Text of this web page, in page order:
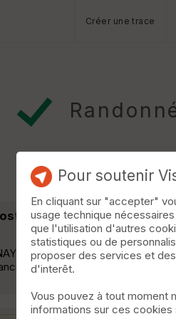
Créer une trace
à CHANTONNAY
sur le chemin de
voie ferrée En
Pour soutenir
En cliquant sur "accepter"
usage technique
que l'utilisation d'autres
statistiques ou de
proposer des services et
d'interêt.
Vous pouvez à tout moment
informations sur ces cookies